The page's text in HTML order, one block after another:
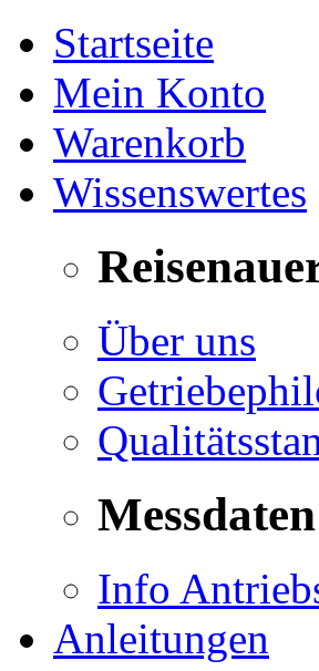
Startseite
Mein Konto
Warenkorb
Wissenswertes
Über uns
Messdaten
Info
Anleitungen